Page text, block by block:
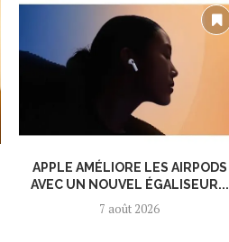
APPLE AMÉLIORE LES AIRPODS
AVEC UN NOUVEL ÉGALISEUR...
7 août 2026